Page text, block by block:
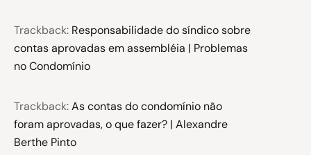
Trackback: Responsabilidade do síndico sobre
contas aprovadas em assembléia | Problemas
no Condomínio
Trackback:As contas do condomínio não
foram aprovadas, o que fazer? | Alexandre
Berthe Pinto